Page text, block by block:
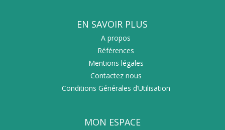
EN SAVOIR PLUS
A propos
Références
Mentions légales
Contactez nous
Conditions Générales d’Utilisation
MON ESPACE